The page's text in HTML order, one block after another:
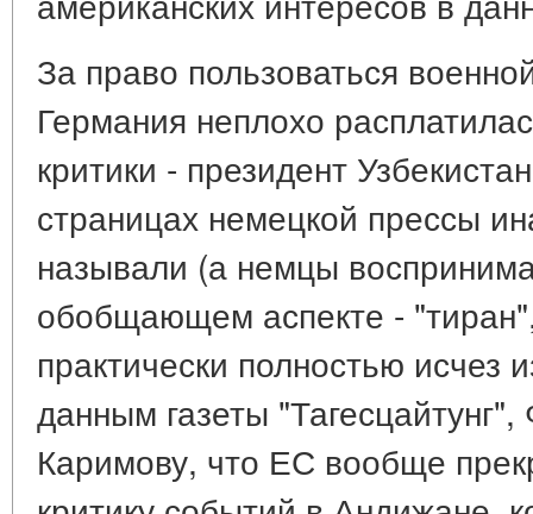
За право пользоваться
Германия неплохо
критики - президент
страницах немецкой прессы
называли (а немцы
обобщающем аспекте -
практически полностью
данным газеты
Каримову, что ЕС вообще